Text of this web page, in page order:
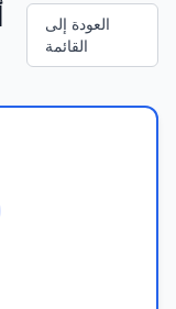
العودة إلى
القائمة